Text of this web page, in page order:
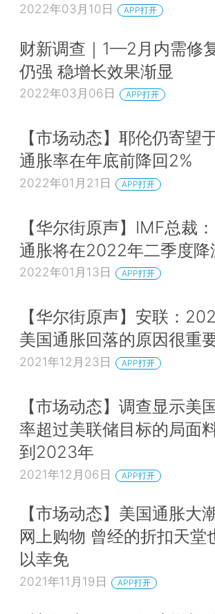
2022年03月10日 APP打开
财新调查｜1—2月内需修
仍强 稳增长效果渐显
2022年03月06日 APP打开
【市场动态】耶伦仍寄望
通胀率在年底前降回2%
2022年01月21日 APP打开
【华尔街原声】IMF总裁
通胀将在2022年二季度降
2022年01月13日 APP打开
【华尔街原声】安联：
美国通胀回落的原因很重
2021年12月23日 APP打开
【市场动态】调查显示美
率超过美联储目标的局面
到2023年
2021年12月06日 APP打开
【市场动态】美国通胀大
网上购物 曾经的折扣天堂
以幸免
2021年11月19日 APP打开